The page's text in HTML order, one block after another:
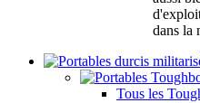
dans la
Tous les